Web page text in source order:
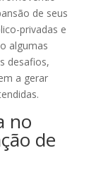
de seus
privadas e
algumas
desafios,
a gerar
no
de